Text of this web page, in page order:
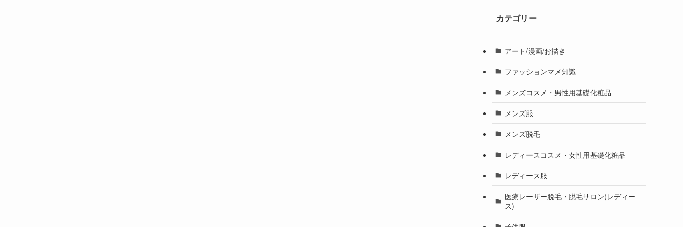
カテゴリー
アート/漫画/お描き
ファッションマメ知識
メンズコスメ・男性用基礎化粧品
メンズ服
メンズ脱毛
レディースコスメ・女性用基礎化粧品
レディース服
医療レーザー脱毛・脱毛サロン(レディー
ス)